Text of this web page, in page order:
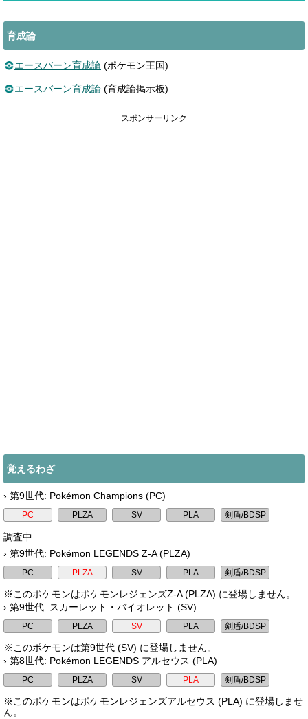
育成論
エースバーン育成論 (ポケモン王国)
エースバーン育成論 (育成論掲示板)
スポンサーリンク
覚えるわざ
› 第9世代: Pokémon Champions (PC)
調査中
› 第9世代: Pokémon LEGENDS Z-A (PLZA)
※このポケモンはポケモンレジェンズZ-A (PLZA) に登場しません。
› 第9世代: スカーレット・バイオレット (SV)
※このポケモンは第9世代 (SV) に登場しません。
› 第8世代: Pokémon LEGENDS アルセウス (PLA)
※このポケモンはポケモンレジェンズアルセウス (PLA) に登場しませ
ん。